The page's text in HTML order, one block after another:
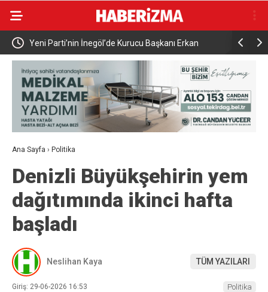
İş Yeni Parti’nin İnegöl’de Kurucu Başkanı Erkan
Dönmez Oldu.
Elektrikli
yaralandı
Ana Sayfa › Politika
Denizli Büyükşehirin yem
dağıtımında ikinci hafta
başladı
Neslihan Kaya TÜM YAZILARI
Giriş: 29-06-2026 16:53
Politika